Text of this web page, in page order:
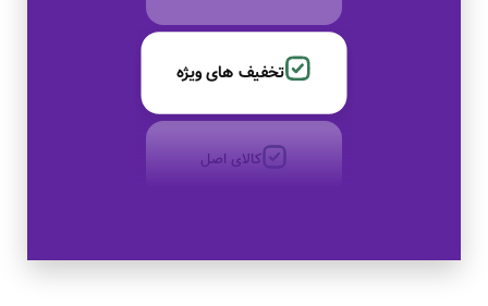
تخفیف های ویژه
کالای اصل